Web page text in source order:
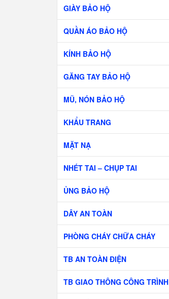
GIÀY BẢO HỘ
QUẦN ÁO BẢO HỘ
KÍNH BẢO HỘ
GĂNG TAY BẢO HỘ
MŨ, NÓN BẢO HỘ
KHẨU TRANG
MẶT NẠ
NHÉT TAI – CHỤP TAI
ỦNG BẢO HỘ
DÂY AN TOÀN
PHÒNG CHÁY CHỮA CHÁY
TB AN TOÀN ĐIỆN
TB GIAO THÔNG CÔNG TRÌNH